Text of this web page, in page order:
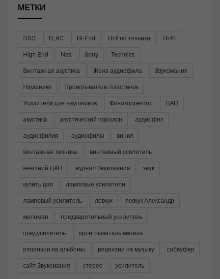
МЕТКИ
DSD FLAC Hi-End Hi-End техника
Hi-Fi
High End
Nas Sony
Technics
Винтажная акустика
Жена аудиофила
Звукомания
Наушники
Проигрыватель пластинок
Усилители для наушников
Фонокорректор
ЦАП
акустика
акустический поролон
аудиофил
аудиофилия
аудиофилы
винил
винтажная техника
винтажный усилитель
внешний ЦАП
журнал Звукомания
звук
купить цап
ламповые усилители
ламповый усилитель
левчук
левчук Александр
меломан
предварительный усилитель
предусилитель
проигрыватель винила
рецензии на альбомы
рецензии на музыку
сабвуфер
сайт Звукомания
стерео
усилитель